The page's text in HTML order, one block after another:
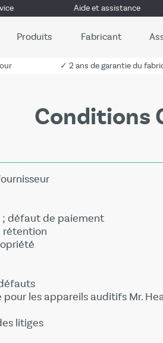
Aide et assistance
Produits Fabricant
✓ 2 ans de garantie du
Conditions
; défaut de paiement
rétention
les appareils auditifs Mr.
litiges